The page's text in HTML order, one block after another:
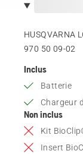
HUSQVARNA
970 50 09‑02
Inclus
Batterie
Chargeur
Non inclus
Kit
Insert